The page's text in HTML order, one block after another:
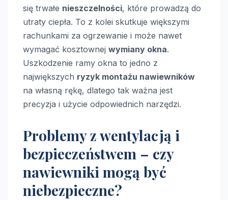
się trwałe nieszczelności, które prowadzą do
utraty ciepła. To z kolei skutkuje większymi
rachunkami za ogrzewanie i może nawet
wymagać kosztownej wymiany okna.
Uszkodzenie ramy okna to jedno z
największych ryzyk montażu nawiewników
na własną rękę, dlatego tak ważna jest
precyzja i użycie odpowiednich narzędzi.
Problemy z wentylacją i
bezpieczeństwem – czy
nawiewniki mogą być
niebezpieczne?